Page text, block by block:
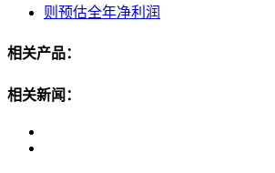
则预估全年净利润
相关产品：
相关新闻：